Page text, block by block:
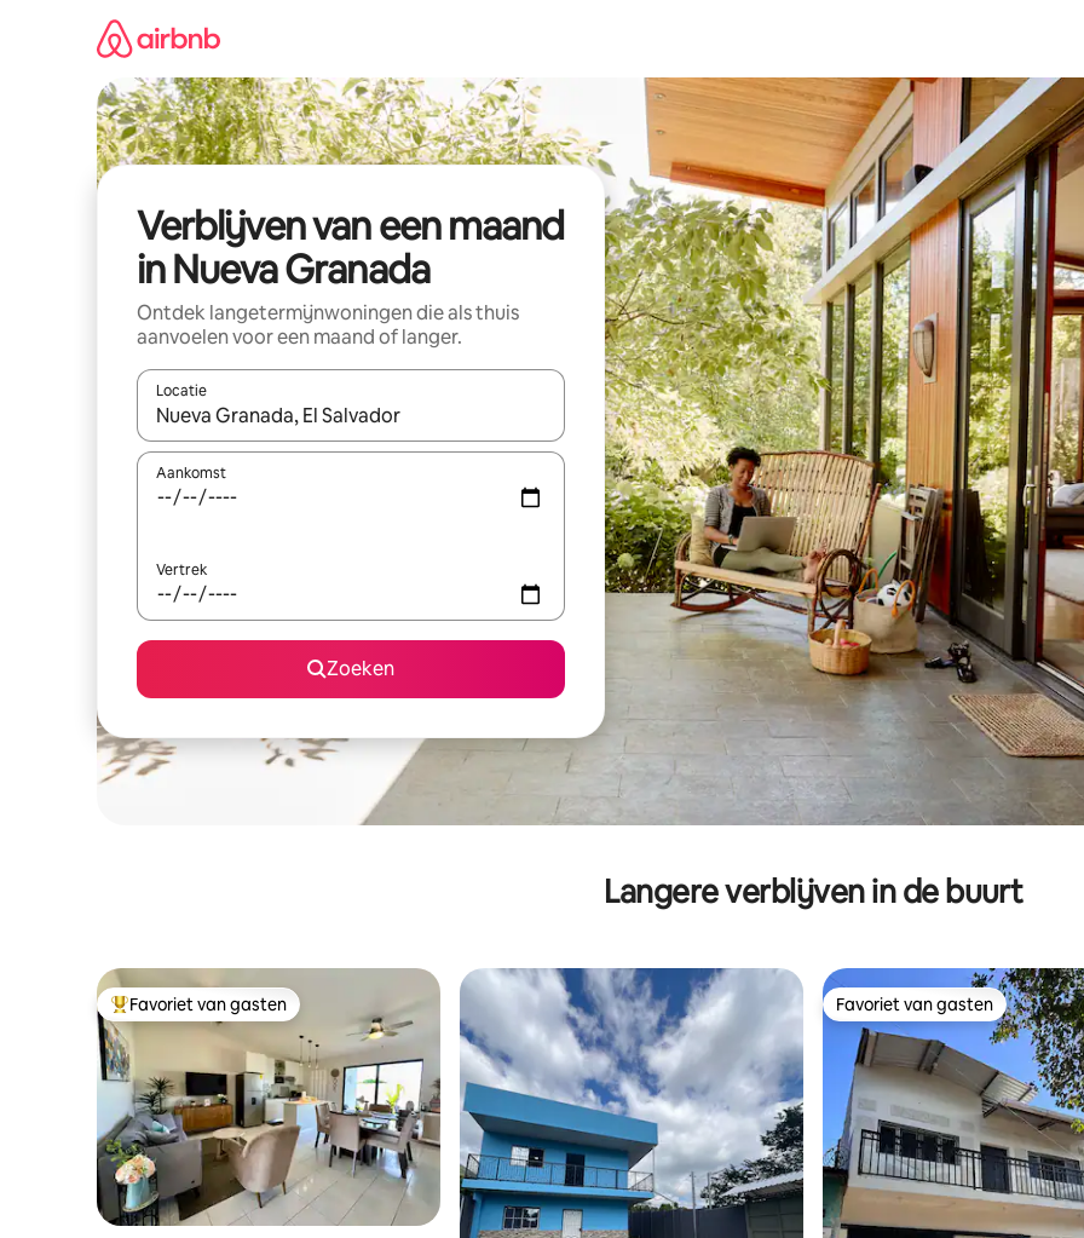
Verblijven van een maand
in Nueva Granada
Ontdek langetermijnwoningen die als thuis
aanvoelen voor een maand of langer.
Locatie
Wanneer er resultaten beschikbaar zijn, maak je een keuze met je de pijltjestoetsen omhoog en omlaag, óf door te
Aankomst
Vertrek
Zoeken
Langere verblijven in de buurt
Topfavoriet van gasten
Favoriet van gasten Favoriet van gasten
Favoriet van gasten